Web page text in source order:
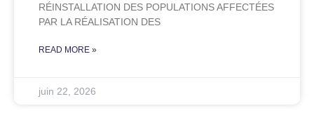
RÉINSTALLATION DES POPULATIONS AFFECTÉES
PAR LA RÉALISATION DES
READ MORE »
juin 22, 2026